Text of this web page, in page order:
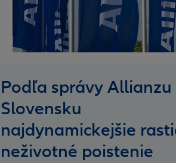
Podľa správy Allianzu
Slovensku
najdynamickejšie
neživotné poistenie